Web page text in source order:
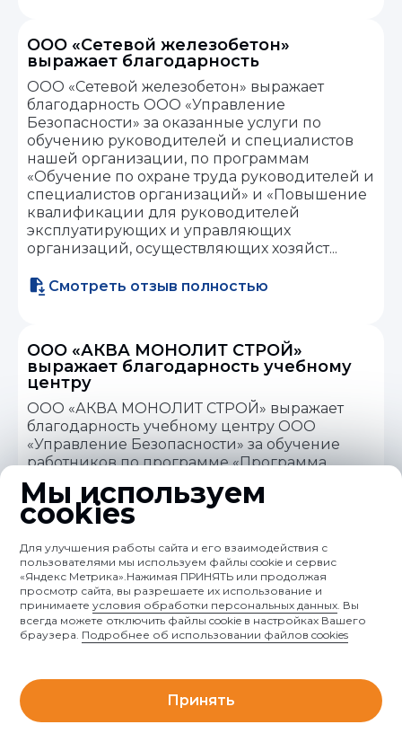
ООО «Сетевой железобетон»
выражает благодарность
ООО «Сетевой железобетон» выражает
благодарность ООО «Управление
Безопасности» за оказанные услуги по
обучению руководителей и специалистов
нашей организации, по программам
«Обучение по охране труда руководителей и
специалистов организаций» и «Повышение
квалификации для руководителей
эксплуатирующих и управляющих
организаций, осуществляющих хозяйст...
Смотреть отзыв полностью
ООО «АКВА МОНОЛИТ СТРОЙ»
выражает благодарность учебному
центру
ООО «АКВА МОНОЛИТ СТРОЙ» выражает
благодарность учебному центру ООО
«Управление Безопасности» за обучение
работников по программе «Программа
подготовки руководителей и специалистов,
ответственных за пожарную
безопасность».Точность и ясность изложения
компьютерных технологий, внимание к
каждому слушателю, доброже...
Смотреть отзыв полностью
Вам и коллективу учебного центра
Мы используем
cookies
Для улучшения работы сайта и его взаимодействия с
пользователями мы используем файлы cookie и сервис
«Яндекс Метрика».Нажимая ПРИНЯТЬ или продолжая
просмотр сайта, вы разрешаете их использование и
принимаетеусловия обработки персональных данных . Вы
всегда можете отключить файлы cookie в настройках Вашего
браузера. Подробнее об использовании файлов cookies
Принять